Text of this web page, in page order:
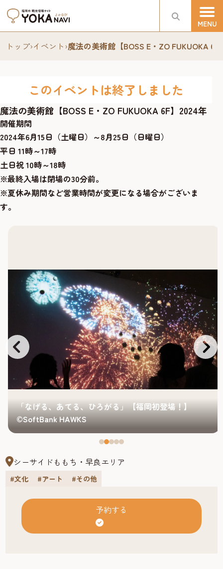
トップ›イベント›魔法の美術館【BOSS E・ZO FUKUOKA 6F
このイベントは終了しました
魔法の美術館【BOSS E・ZO FUKUOKA 6F】2024年
開催期間
2024年6月15日（土曜日）～8月25日（日曜日）
平日 11時～17時
土日祝 10時～18時
※最終入場は閉場の30分前。
※夏休み期間など営業時間が変更になる場合がございま
す。
「なげる、あてる、ひろがる」【福岡初登場！】
©SoftBank HAWKS
シーサイドももち・早良エリア
#文化 #アート #その他
予約する